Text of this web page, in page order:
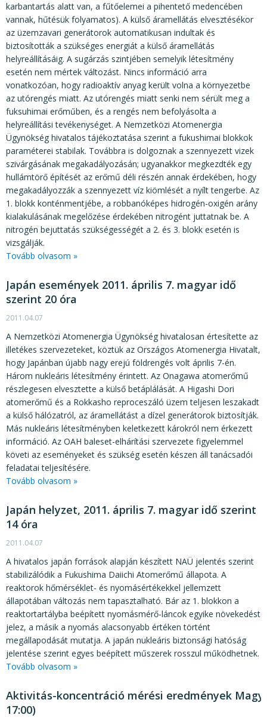
karbantartás alatt van, a fűtőelemei a pihentető medencében
vannak, hűtésük folyamatos). A külső áramellátás elvesztésékor
az üzemzavari generátorok automatikusan indultak és
biztosították a szükséges energiát a külső áramellátás
helyreállításáig. A sugárzás szintjében semelyik létesítmény
esetén nem mértek változást. Nincs információ arra
vonatkozóan, hogy radioaktív anyag került volna a környezetbe
az utórengés miatt. Az utórengés miatt senki nem sérült meg a
fuksuhimai erőműben, és a rengés nem befolyásolta a
helyreállítási tevékenységet. A Nemzetközi Atomenergia
Ügynökség hivatalos tájékoztatása szerint a fukushimai blokkok
paraméterei stabilak. Továbbra is dolgoznak a szennyezett vizek
szivárgásának megakadályozásán; ugyanakkor megkezdték egy
hullámtörő építését az erőmű déli részén annak érdekében, hogy
megakadályozzák a szennyezett víz kiömlését a nyílt tengerbe. Az
1. blokk konténmentjébe, a robbanóképes hidrogén-oxigén arány
kialakulásának megelőzése érdekében nitrogént juttatnak be. A
nitrogén bejuttatás szükségességét a 2. és 3. blokk esetén is
vizsgálják.
Tovább olvasom »
Japán események 2011. április 7. magyar idő
szerint 20 óra
2011.04.07
A Nemzetközi Atomenergia Ügynökség hivatalosan értesítette az
illetékes szervezeteket, köztük az Országos Atomenergia Hivatalt,
hogy Japánban újabb nagy erejú földrengés volt április 7-én.
Három nukleáris létesítmény érintett. Az Onagawa atomerőmű
részlegesen elvesztette a külső betáplálását. A Higashi Dori
atomerőmű és a Rokkasho reproceszáló üzem teljesen leszakadt
a külső hálózatról, az áramellátást a dízel generátorok biztosítják.
Más nukleáris létesítményben keletkezett károkról nem érkezett
információ. Az OAH baleset-elhárítási szervezete figyelemmel
követi az eseményeket és szükség esetén készen áll tanácsadói
feladatai teljesítésére.
Tovább olvasom »
Japán helyzet, 2011. április 7. magyar idő szerint
14 óra
2011.04.07
A hivatalos japán források alapján készített NAÜ jelentés szerint
stabilizálódik a Fukushima Daiichi Atomerőmű állapota. A
reaktorok hőmérséklet- és nyomásértékekkel jellemzett
állapotában változás nem tapasztalható. Bár az 1. blokkon a
reaktortartályba beépített nyomásmérő-láncok egyike növekedést
jelez, a másik a nyomás alacsonyabb értéken történt
megállapodását mutatja. A japán nukleáris biztonsági hatóság
jelentése szerint egyes beépített műszerek rosszul működhetnek.
Tovább olvasom »
Aktivitás-koncentráció mérési eredmények
17:00)